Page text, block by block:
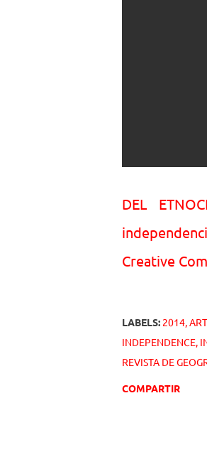
DEL
Creative
LABELS: 2014
INDEPENDENCE
REVISTA DE
COMPARTIR